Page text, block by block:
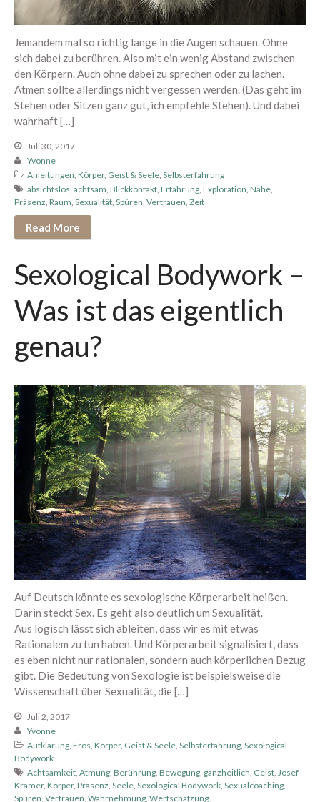
Gratis Übungen und
Human Design
Körper, Geist & Seele
Kurse
Selbsterfahrung
Sexological Bodywork
SpürÜbungen Deep Dive
Termine
Termine vergangen
über mich
Anmelden
Eintrags-Feed
Kommentar-Feed
WordPress.org
Jemandem mal so richtig lange in die Augen schauen. Ohne
sich dabei zu berühren. Also mit ein wenig Abstand zwischen
den Körpern. Auch ohne dabei zu sprechen oder zu lachen.
Atmen sollte allerdings nicht vergessen werden. (Das geht im
Stehen oder Sitzen ganz gut, ich empfehle Stehen). Und dabei
wahrhaft […]
Juli 30, 2017
Yvonne
Anleitungen, Körper, Geist & Seele, Selbsterfahrung
absichtslos, achtsam, Blickkontakt, Erfahrung, Exploration, Nähe,
Präsenz, Raum, Sexualität, Spüren, Vertrauen, Zeit
Read More
Sexological Bodywork –
Was ist das eigentlich
genau?
Auf Deutsch könnte es sexologische Körperarbeit heißen.
Darin steckt Sex. Es geht also deutlich um Sexualität.
Aus logisch lässt sich ableiten, dass wir es mit etwas
Rationalem zu tun haben. Und Körperarbeit signalisiert, dass
es eben nicht nur rationalen, sondern auch körperlichen Bezug
gibt. Die Bedeutung von Sexologie ist beispielsweise die
Wissenschaft über Sexualität, die […]
Juli 2, 2017
Yvonne
Aufklärung, Eros, Körper, Geist & Seele, Selbsterfahrung, Sexological
Bodywork
Achtsamkeit, Atmung, Berührung, Bewegung, ganzheitlich, Geist, Josef
Kramer, Körper, Präsenz, Seele, Sexological Bodywork, Sexualcoaching,
Spüren, Vertrauen, Wahrnehmung, Wertschätzung